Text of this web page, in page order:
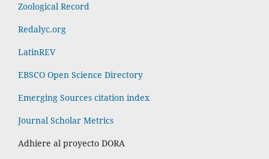
Zoological Record
Redalyc.org
LatinREV
EBSCO Open Science Directory
Emerging Sources citation index
Journal Scholar Metrics
Adhiere al proyecto DORA